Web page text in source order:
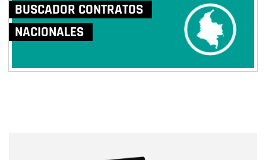
BUSCADOR CONTRATOS
NACIONALES